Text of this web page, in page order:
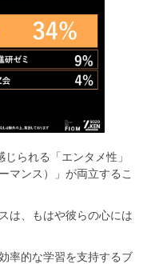
られる「エンタメ性」
マンス）」が両立するこ
は、もはや彼らの心には
率的な学習を支持するブ